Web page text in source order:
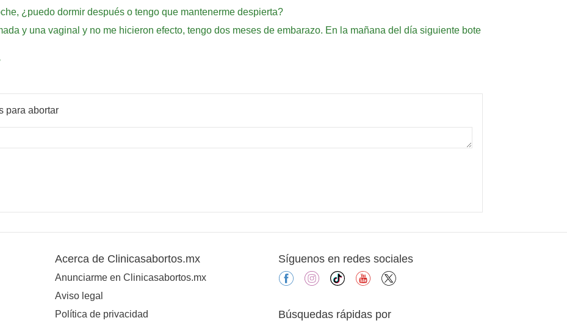
¿puedo dormir después o tengo que mantenerme despierta?
y una vaginal y no me hicieron efecto, tengo dos meses de embarazo. En la mañana del día siguiente bote
para abortar
Acerca de Clinicasabortos.mx
Anunciarme en Clinicasabortos.mx
Aviso legal
Política de privacidad
Síguenos en redes sociales
facebookinstagram
tiktok youtube
Búsquedas rápidas por